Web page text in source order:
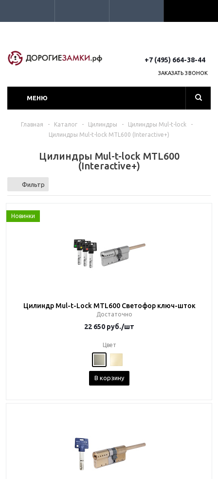
+7 (495) 664-38-44
ЗАКАЗАТЬ ЗВОНОК
МЕНЮ
Главная - Каталог - Цилиндры - Цилиндры Mul-t-lock
-
Цилиндры Mul-t-lock MTL600 (Interactive+)
Цилиндры Mul-t-lock MTL600
(Interactive+)
Фильтр
Новинки
Цилиндр Mul-t-Lock MTL600 Светофор ключ-шток
Достаточно
22 650 руб./шт
Цвет
В корзину